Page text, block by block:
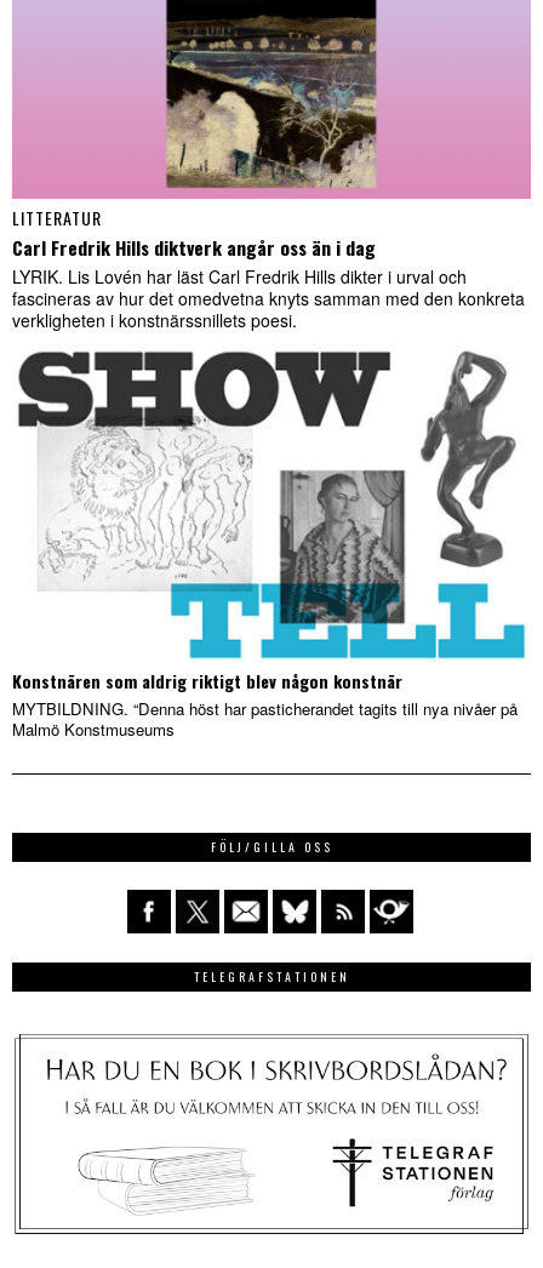
LITTERATUR
Carl Fredrik Hills diktverk angår oss än i dag
LYRIK. Lis Lovén har läst Carl Fredrik Hills dikter i urval och
fascineras av hur det omedvetna knyts samman med den konkreta
verkligheten i konstnärssnillets poesi.
Konstnären som aldrig riktigt blev någon konstnär
MYTBILDNING. “Denna höst har pasticherandet tagits till nya nivåer på
Malmö Konstmuseums
FÖLJ/GILLA OSS
TELEGRAFSTATIONEN